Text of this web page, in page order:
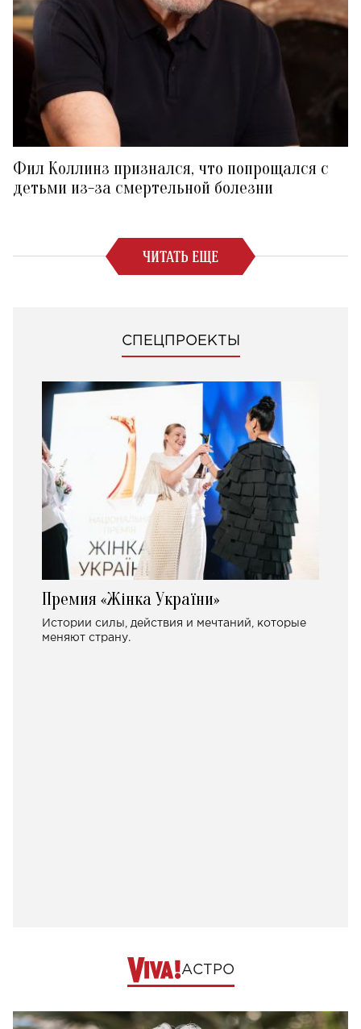
Фил Коллинз признался, что попрощался с
детьми из-за смертельной болезни
ЧИТАТЬ ЕЩЕ
СПЕЦПРОЕКТЫ
Премия «Жінка України»
Истории силы, действия и мечтаний, которые
меняют страну.
АСТРО